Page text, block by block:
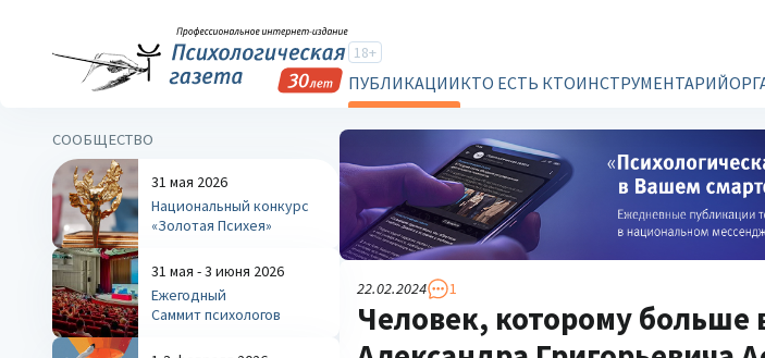
18+
ПУБЛИКАЦИИКТО ЕСТЬ КТОИНСТРУМЕНТАРИЙ
22.02.2024 1
Человек, которому
СООБЩЕСТВО
31 мая 2026
Национальный конкурс
«Золотая Психея»
31 мая - 3 июня 2026
Ежегодный
Саммит психологов